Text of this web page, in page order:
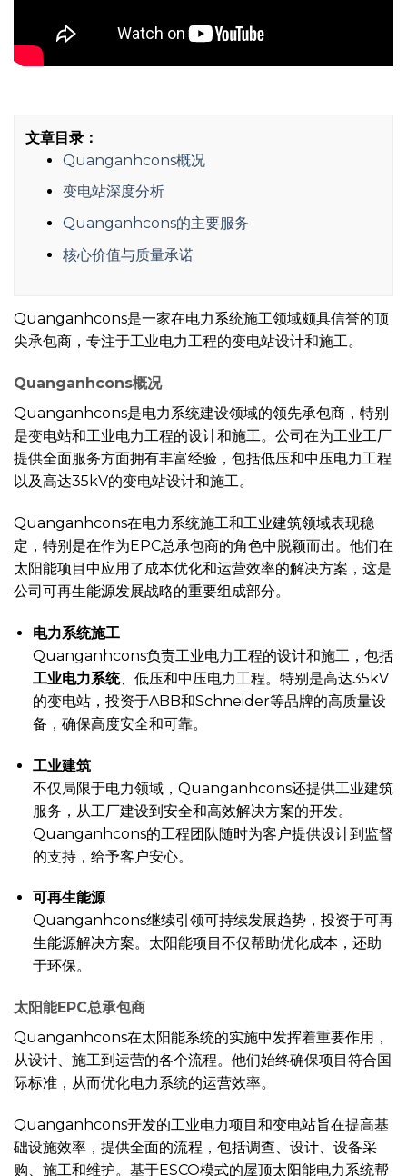
文章目录：
Quanganhcons概况
变电站深度分析
Quanganhcons的主要服务
核心价值与质量承诺
Quanganhcons是一家在电力系统施工领域颇具信誉的顶
尖承包商，专注于工业电力工程的变电站设计和施工。
Quanganhcons概况
Quanganhcons是电力系统建设领域的领先承包商，特别
是变电站和工业电力工程的设计和施工。公司在为工业工厂
提供全面服务方面拥有丰富经验，包括低压和中压电力工程
以及高达35kV的变电站设计和施工。
Quanganhcons在电力系统施工和工业建筑领域表现稳
定，特别是在作为EPC总承包商的角色中脱颖而出。他们在
太阳能项目中应用了成本优化和运营效率的解决方案，这是
公司可再生能源发展战略的重要组成部分。
电力系统施工
Quanganhcons负责工业电力工程的设计和施工，包括
工业电力系统、低压和中压电力工程。特别是高达35kV
的变电站，投资于ABB和Schneider等品牌的高质量设
备，确保高度安全和可靠。
工业建筑
不仅局限于电力领域，Quanganhcons还提供工业建筑
服务，从工厂建设到安全和高效解决方案的开发。
Quanganhcons的工程团队随时为客户提供设计到监督
的支持，给予客户安心。
可再生能源
Quanganhcons继续引领可持续发展趋势，投资于可再
生能源解决方案。太阳能项目不仅帮助优化成本，还助
于环保。
太阳能EPC总承包商
Quanganhcons在太阳能系统的实施中发挥着重要作用，
从设计、施工到运营的各个流程。他们始终确保项目符合国
际标准，从而优化电力系统的运营效率。
Quanganhcons开发的工业电力项目和变电站旨在提高基
础设施效率，提供全面的流程，包括调查、设计、设备采
购、施工和维护。基于ESCO模式的屋顶太阳能电力系统帮